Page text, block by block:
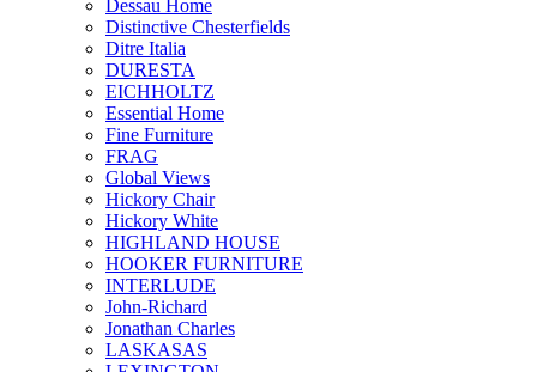
Dessau Home
Distinctive Chesterfields
Ditre Italia
DURESTA
EICHHOLTZ
Essential Home
Fine Furniture
FRAG
Global Views
Hickory Chair
Hickory White
HIGHLAND HOUSE
HOOKER FURNITURE
INTERLUDE
John-Richard
Jonathan Charles
LASKASAS